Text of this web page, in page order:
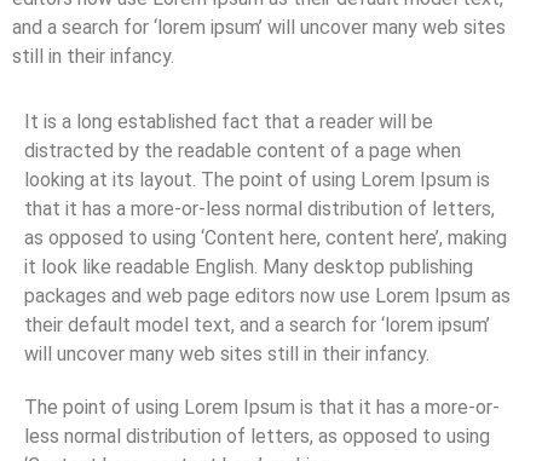
and a search for ‘lorem ipsum’ will uncover many web sites
still in their infancy.
It is a long established fact that a reader will be
distracted by the readable content of a page when
looking at its layout. The point of using Lorem Ipsum is
that it has a more-or-less normal distribution of letters,
as opposed to using ‘Content here, content here’, making
it look like readable English. Many desktop publishing
packages and web page editors now use Lorem Ipsum as
their default model text, and a search for ‘lorem ipsum’
will uncover many web sites still in their infancy.
The point of using Lorem Ipsum is that it has a more-or-
less normal distribution of letters, as opposed to using